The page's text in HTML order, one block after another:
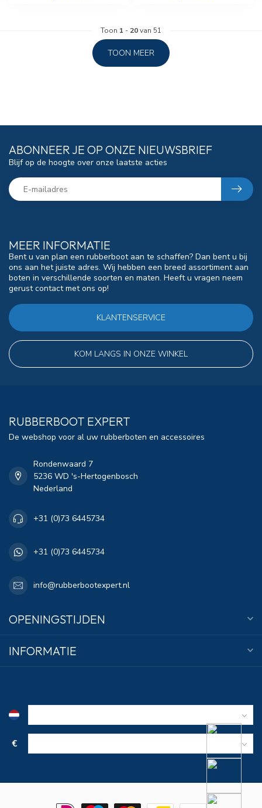
Toon 1 - 20van 51
TOON MEER
MEER INFORMATIE
Bent u van plan een rubberboot aan te schaffen? Dan bent u bij
ons aan het juiste adres. Wij hebben een breed assortiment aan
boten in verschillende soorten en maten. Heeft u vragen neem
gerust contact met ons op!
KLANTENSERVICE
KOM LANGS IN ONZE WINKEL
ABONNEER JE OP ONZE NIEUWSBRIEF
Blijf op de hoogte over onze laatste acties
RUBBERBOOT EXPERT
De webshop voor al uw rubberboten en accessoires
Rondenwaard 7
5236 WD 's-Hertogenbosch
Nederland
+31 (0)73 6445734
+31 (0)73 6445734
info@rubberbootexpert.nl
OPENINGSTIJDEN
INFORMATIE
€